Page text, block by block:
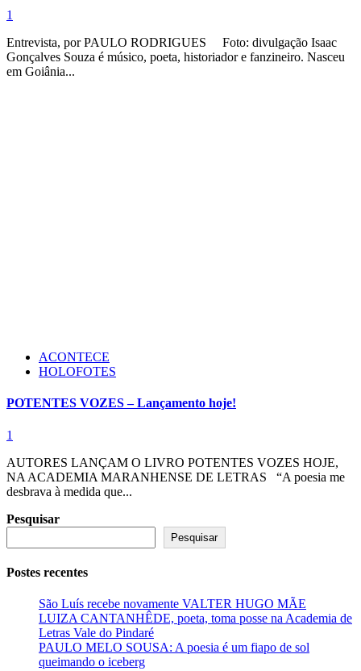
1
Entrevista, por PAULO RODRIGUES Foto: divulgação Isaac
Gonçalves Souza é músico, poeta, historiador e fanzineiro. Nasceu
em Goiânia...
ACONTECE
HOLOFOTES
POTENTES VOZES – Lançamento hoje!
1
AUTORES LANÇAM O LIVRO POTENTES VOZES HOJE,
NA ACADEMIA MARANHENSE DE LETRAS “A poesia me
desbrava à medida que...
Pesquisar
Pesquisar
Postes recentes
São Luís recebe novamente VALTER HUGO MÃE
LUIZA CANTANHÊDE, poeta, toma posse na Academia de
Letras Vale do Pindaré
PAULO MELO SOUSA: A poesia é um fiapo de sol
queimando o iceberg